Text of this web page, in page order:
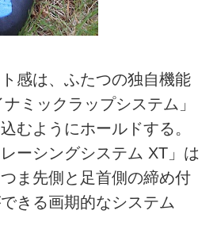
感は、ふたつの独自機能
ミックラップシステム」
むようにホールドする。
ーシングシステム XT」は
ま先側と足首側の締め付
きる画期的なシステム